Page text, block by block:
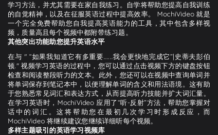
学习方法，并尤其需要在家自我练习。自学将帮助您提高自我训练
的自觉精神，以及在征服英语过程中提高效率。 MochiVideo 就是
一个完全免费帮助您自我提高英语能力的工具，其中包含多样视
频，质量高且每个视频中都附带练习题。
其他突出功能助您提升英语水平
在与 " “如果我知道它有多重要......我会更快地完成它”|史蒂夫彭伯
顿." 视频学习英语的过程中，您可以通过点击视频下方的键盘按钮
检查和阅读整段听力的文本。此外，您还可以在视频中查询单词并
将单词保存到笔记本中，以便理解单词的含义和用法语境。这有助
于您熟悉常见词汇和表达方式，从而提高听力技能并扩大词汇量。
在学习英语时，MochiVideo 应用了“听-反射”方法，帮助您掌握对
话中的词汇。这将帮助您在最初几次学习时形成反应，而
MochiVideo 将继续建议您继续详细听每个视频。
多样主题吸引的英语学习视频库